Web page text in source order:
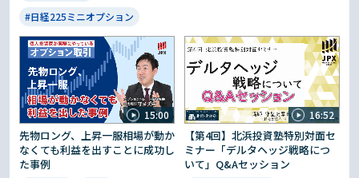
#日経225ミニオプション
15:00
先物ロング、上昇一服相場が動か
なくても利益を出すことに成功し
た事例
16:52
【第4回】北浜投資塾特別対面セ
ミナー「デルタヘッジ戦略につ
いて」Q&Aセッション